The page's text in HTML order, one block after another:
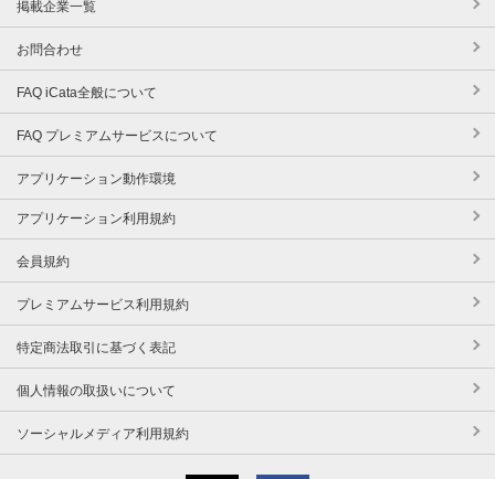
掲載企業一覧
お問合わせ
FAQ iCata全般について
FAQ プレミアムサービスについて
アプリケーション動作環境
アプリケーション利用規約
会員規約
プレミアムサービス利用規約
特定商法取引に基づく表記
個人情報の取扱いについて
ソーシャルメディア利用規約